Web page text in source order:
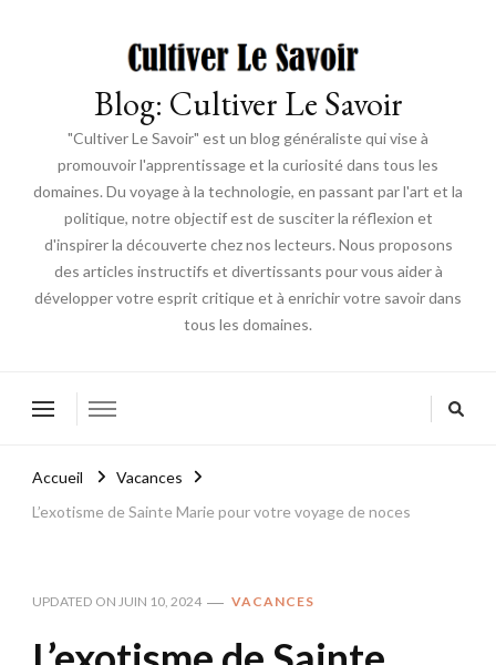
Blog: Cultiver Le Savoir
"Cultiver Le Savoir" est un blog généraliste qui vise à
promouvoir l'apprentissage et la curiosité dans tous les
domaines. Du voyage à la technologie, en passant par l'art et la
politique, notre objectif est de susciter la réflexion et
d'inspirer la découverte chez nos lecteurs. Nous proposons
des articles instructifs et divertissants pour vous aider à
développer votre esprit critique et à enrichir votre savoir dans
tous les domaines.
Accueil
Vacances
L’exotisme de Sainte Marie pour votre voyage de noces
UPDATED ON JUIN 10, 2024 VACANCES